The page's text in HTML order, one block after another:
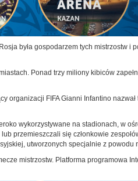
była gospodarzem tych mistrzostw i
Ponad trzy miliony kibiców
organizacji FIFA Gianni Infantino nazwał
wykorzystywane na stadionach, w
przemieszczali się członkowie
utworzonych specjalnie z powodu
mistrzostw. Platforma programowa